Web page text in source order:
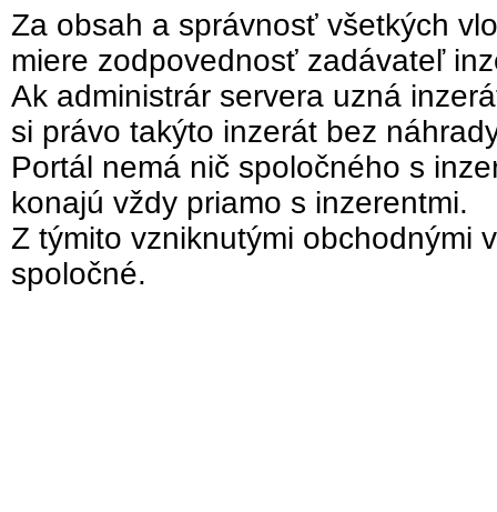
Za obsah a správnosť všetkých
miere zodpovednosť zadávateľ
Ak administrár servera uzná
si právo takýto inzerát bez
Portál nemá nič spoločného s
konajú vždy priamo s inzerentmi.
Z týmito vzniknutými obchodnými
spoločné.